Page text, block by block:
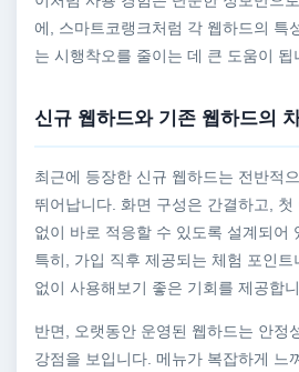
에, 스마트코랭크처럼 각 웹하드의 특
는 시행착오를 줄이는 데 큰 도움이 됩
신규 웹하드와 기존 웹하드의 차
최근에 등장한 신규 웹하드는 전반적
뛰어납니다. 화면 구성은 간결하고,
없이 바로 적응할 수 있도록 설계되어
특히, 가입 직후 제공되는 체험 포인
없이 사용해보기 좋은 기회를 제공합
반면, 오랫동안 운영된 웹하드는 안정
강점을 보입니다. 메뉴가 복잡하게 느